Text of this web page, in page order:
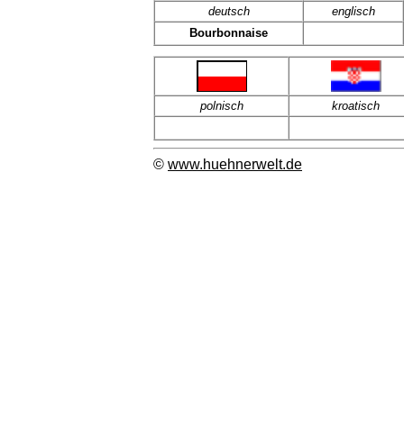
deutsch
englisch
Bourbonnaise
polnisch kroatisch
© www.huehnerwelt.de